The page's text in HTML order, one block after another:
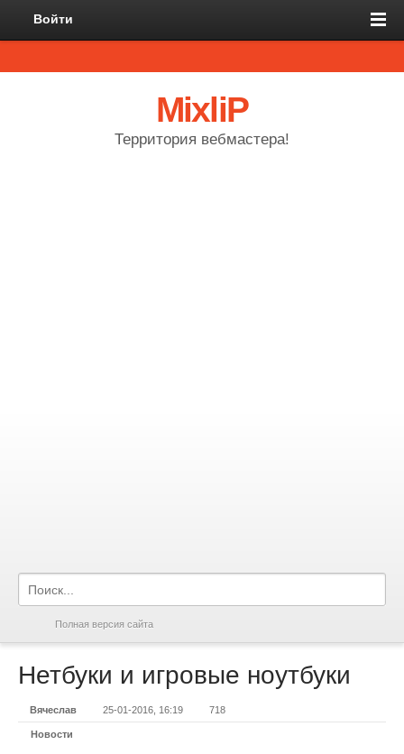
Войти
MixliP
Территория вебмастера!
Полная версия сайта
Нетбуки и игровые ноутбуки
Вячеслав 25-01-2016, 16:19 718
Новости